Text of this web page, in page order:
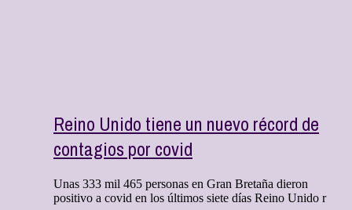
Reino Unido tiene un nuevo récord de
contagios por covid
Unas 333 mil 465 personas en Gran Bretaña dieron
positivo a covid en los últimos siete días Reino Unido r